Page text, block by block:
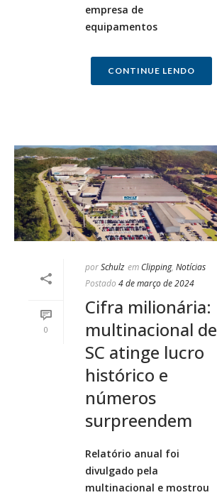
empresa de
equipamentos
CONTINUE LENDO
0
porSchulz em Clipping, Notícias
Postado 4 de março de 2024
Cifra milionária:
multinacional de
SC atinge lucro
histórico e
números
surpreendem
Relatório anual foi
divulgado pela
multinacional e mostrou